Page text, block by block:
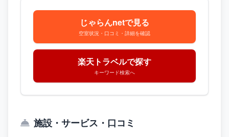
じゃらんnetで見る
空室状況・口コミ・詳細を確認
楽天トラベルで探す
キーワード検索へ
施設・サービス・口コミ